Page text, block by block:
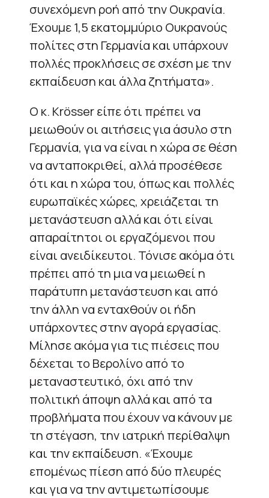
συνεχόμενη ροή από την Ουκρανία.
Έχουμε 1,5 εκατομμύριο Ουκρανούς
πολίτες στη Γερμανία και υπάρχουν
πολλές προκλήσεις σε σχέση με την
εκπαίδευση και άλλα ζητήματα».
Ο κ. Krösser είπε ότι πρέπει να
μειωθούν οι αιτήσεις για άσυλο στη
Γερμανία, για να είναι η χώρα σε θέση
να ανταποκριθεί, αλλά προσέθεσε
ότι και η χώρα του, όπως και πολλές
ευρωπαϊκές χώρες, χρειάζεται τη
μετανάστευση αλλά και ότι είναι
απαραίτητοι οι εργαζόμενοι που
είναι ανειδίκευτοι. Τόνισε ακόμα ότι
πρέπει από τη μια να μειωθεί η
παράτυπη μετανάστευση και από
την άλλη να ενταχθούν οι ήδη
υπάρχοντες στην αγορά εργασίας.
Μίλησε ακόμα για τις πιέσεις που
δέχεται το Βερολίνο από το
μεταναστευτικό, όχι από την
πολιτική άποψη αλλά και από τα
προβλήματα που έχουν να κάνουν με
τη στέγαση, την ιατρική περίθαλψη
και την εκπαίδευση. «Έχουμε
επομένως πίεση από δύο πλευρές
και για να την αντιμετωπίσουμε